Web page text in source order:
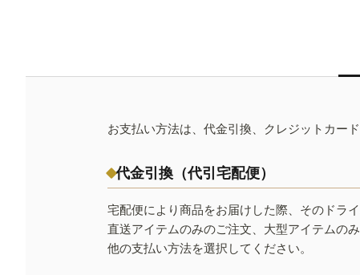
お支払い方法は、代金引換、クレジットカー
代金引換（代引宅配便）
宅配便により商品をお届けした際、そのドラ
直送アイテムのみのご注文、大型アイテムの
他の支払い方法を選択してください。